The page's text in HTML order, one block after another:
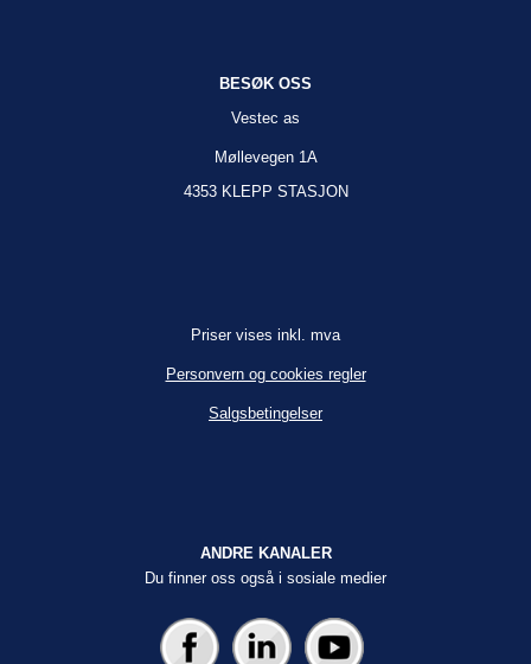
BESØK OSS
Vestec as
Møllevegen 1A
4353 KLEPP STASJON
Priser vises inkl. mva
Personvern og cookies regler
Salgsbetingelser
ANDRE KANALER
Du finner oss også i sosiale medier